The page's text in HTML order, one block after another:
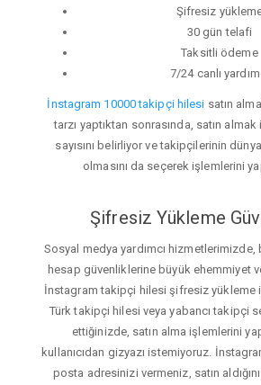
Şifresiz
30 gün telafi
Taksitli ödeme
7/24 canlı
İnstagram 10000 takipçi hilesi satın
tarzı yaptıktan sonrasında, satın
sayısını belirliyor ve takipçilerinin
olmasını da seçerek işlemlerini
Şifresiz Yükleme
Sosyal medya yardımcı hizmetlerimizde,
hesap güvenliklerine büyük ehemmiyet
İnstagram takipçi hilesi şifresiz yükleme
Türk takipçi hilesi veya yabancı takipçi
ettiğinizde, satın alma işlemlerini
kullanıcıdan gizyazı istemiyoruz.
posta adresinizi vermeniz, satın